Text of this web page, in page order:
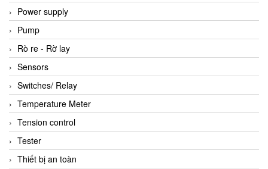
Power supply
Pump
Rò re - Rờ lay
Sensors
Switches/ Relay
Temperature Meter
Tension control
Tester
Thiết bị an toàn